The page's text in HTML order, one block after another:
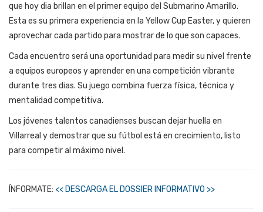
que hoy dia brillan en el primer equipo del Submarino Amarillo.
Esta es su primera experiencia en la Yellow Cup Easter, y quieren
aprovechar cada partido para mostrar de lo que son capaces.
Cada encuentro será una oportunidad para medir su nivel frente
a equipos europeos y aprender en una competición vibrante
durante tres dias. Su juego combina fuerza física, técnica y
mentalidad competitiva.
Los jóvenes talentos canadienses buscan dejar huella en
Villarreal y demostrar que su fútbol está en crecimiento, listo
para competir al máximo nivel.
ÍNFORMATE: << DESCARGA EL DOSSIER INFORMATIVO >>